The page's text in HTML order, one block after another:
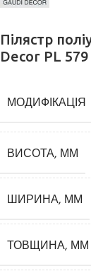
Пілястр
Decor PL 579
МОДИФІКАЦІЯ
ВИСОТА, ММ
ШИРИНА, ММ
ТОВЩИНА, ММ